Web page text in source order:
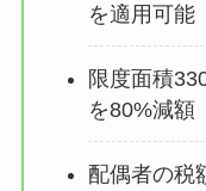
を適用可能
限度面積
を80%減額
配偶者の税